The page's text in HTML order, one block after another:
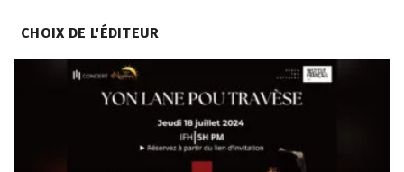
CHOIX DE L'ÉDITEUR